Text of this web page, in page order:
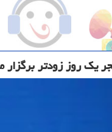
یک روز زودتر برگزار